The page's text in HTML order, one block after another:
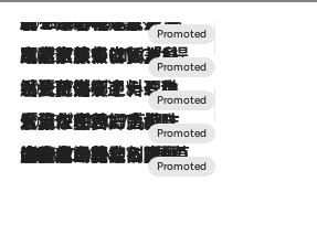
2026.8.7
【トンボの足水浴】ヒノキの香りに包まれて涼感マックス！約13℃の湧水かけ流しを避暑地「星野温泉 トンボの湯」で体験
2026.7.31
【ホテル帰省】という選択肢をOMOが提案。家族とほどよい距離を保つには「昼は実家、夜は気兼ねなくホテルで！」
2026.7.24
【夏限定ディナーコース】旬を迎える稚鮎や花ズッキーニなどをイタリア・トスカーナの郷土料理の手法で満喫！
2026.7.17
「土佐和ハーブかき氷」がOMO7高知に登場！生姜、山椒、大葉など目にも舌にも涼を呼ぶ郷土の味
2026.7.10
NEW OPEN！【界 草津】名湯の地に誕生。趣の異なる2種の温泉と上州ならではの会席・蕎麦割烹など美食を味わう究極の癒やし旅